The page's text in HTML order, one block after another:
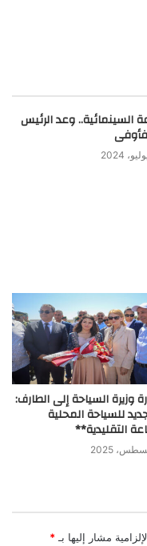
السينمائية.. وعد الرئيس
وزيرة السياحة إلى الطارف:
للسياحة المحلية
التقليدية**
مشار إليها بـ *